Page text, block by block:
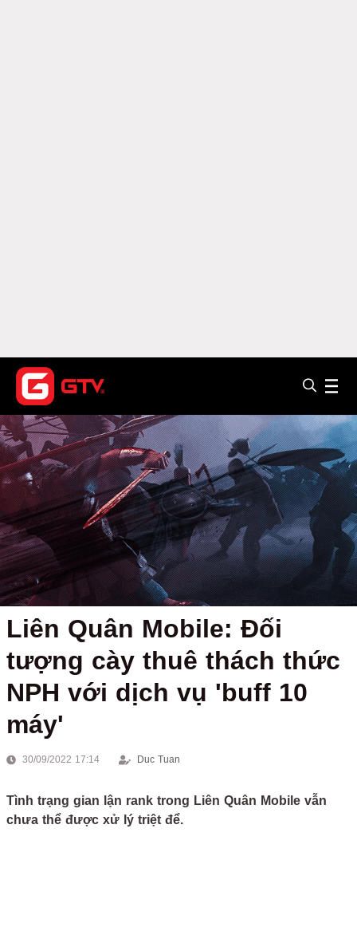
Liên Quân Mobile: Đối
tượng cày thuê thách thức
NPH với dịch vụ 'buff 10
máy'
30/09/2022 17:14 Duc Tuan
Tình trạng gian lận rank trong Liên Quân Mobile vẫn
chưa thể được xử lý triệt để.